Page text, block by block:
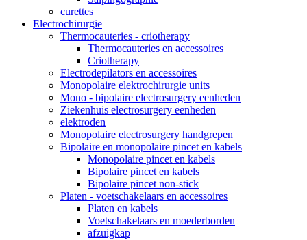
curettes
Electrochirurgie
Thermocauteries - criotherapy
Thermocauteries en accessoires
Criotherapy
Electrodepilators en accessoires
Monopolaire elektrochirurgie units
Mono - bipolaire electrosurgery eenheden
Ziekenhuis electrosurgery eenheden
elektroden
Monopolaire electrosurgery handgrepen
Bipolaire en monopolaire pincet en kabels
Monopolaire pincet en kabels
Bipolaire pincet en kabels
Bipolaire pincet non-stick
Platen - voetschakelaars en accessoires
Platen en kabels
Voetschakelaars en moederborden
afzuigkap